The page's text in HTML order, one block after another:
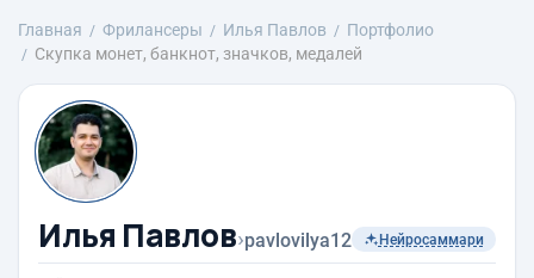
Главная Фрилансеры Илья Павлов
Портфолио
Скупка монет, банкнот, значков, медалей
Илья Павлов›pavlovilya12 Нейросаммари